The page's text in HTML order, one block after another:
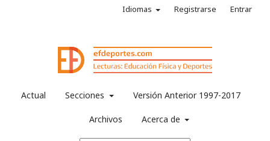
Actual Secciones Versión Anterior 1997-2017
Archivos Acerca de
Idiomas Registrarse Entrar